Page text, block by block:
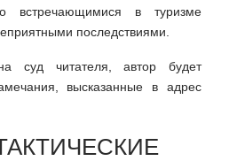
встречающимися в туризме
последствиями.
суд читателя, автор будет
высказанные в адрес